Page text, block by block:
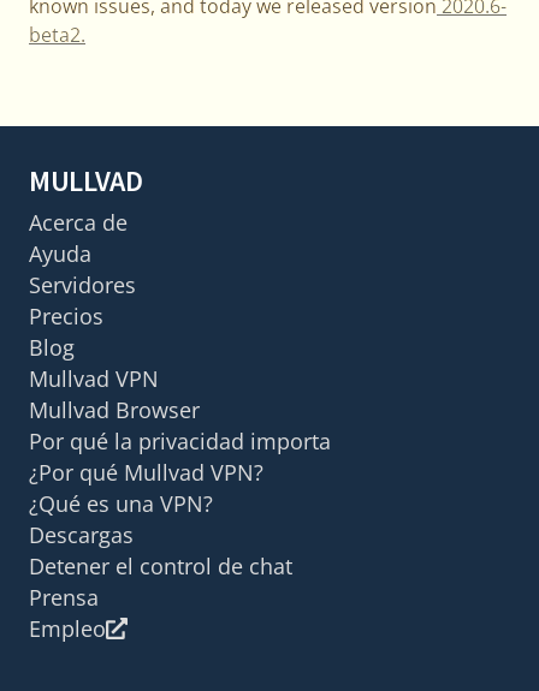
known issues, and today we released version 2020.6-
beta2.
MULLVAD
Acerca de
Ayuda
Servidores
Precios
Blog
Mullvad VPN
Mullvad Browser
Por qué la privacidad importa
¿Por qué Mullvad VPN?
¿Qué es una VPN?
Descargas
Detener el control de chat
Prensa
Empleo